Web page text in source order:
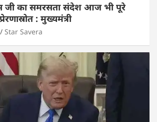
जी का समरसता संदेश आज भी पूरे
: मुख्यमंत्री
Star Savera